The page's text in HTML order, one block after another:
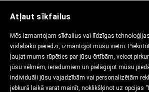
Atļaut sīkfailus
Mēs izmantojam sīkfailus vai līdzīgas
vislabāko pieredzi, izmantojot mūsu vietni.
ļaujat mums rūpēties par jūsu ērtībām, veicot
jūsu vēlmēm, ieradumiem un pielāgojot mūsu
individuāli jūsu vajadzībām vai personalizētām
jebkurā laikā varat mainīt, noklikšķinot uz opcijas